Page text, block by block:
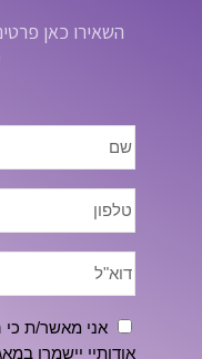
אני מאשר/ת כי
אודותיי יישמרו